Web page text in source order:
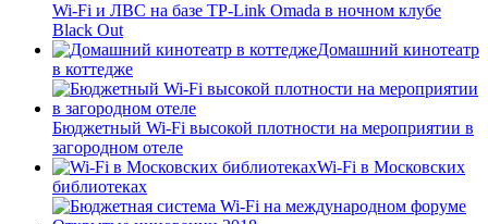
Wi-Fi и ЛВС на базе TP-Link Omada в ночном клубе
Black Out
Домашний кинотеатр
в коттедже
Бюджетный Wi-Fi высокой плотности на мероприятии в
загородном отеле
Wi-Fi в Московских
библиотеках